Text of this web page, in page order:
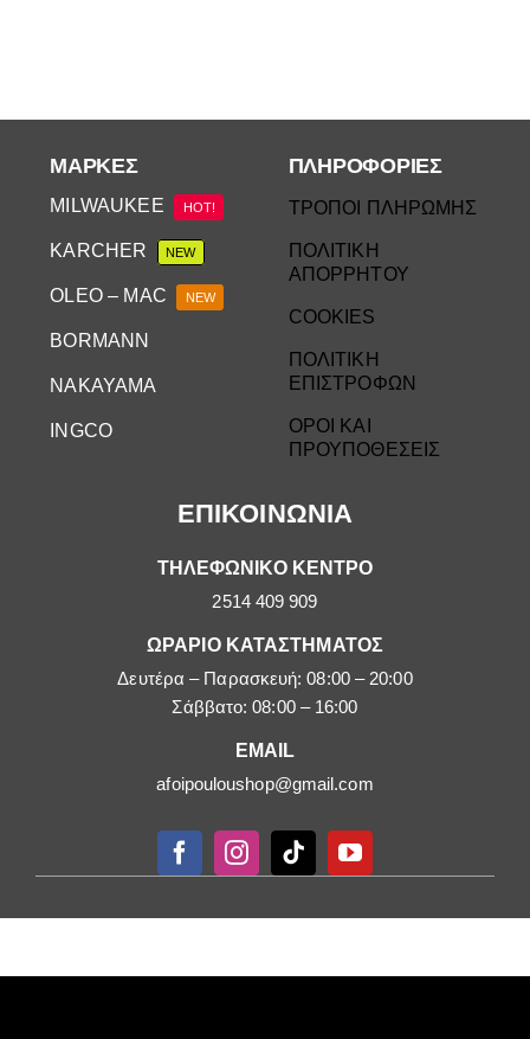
ΕΠΙΚΟΙΝΩΝΙΑ
ΤΗΛΕΦΩΝΙΚΟ ΚΕΝΤΡΟ
2514 409 909
ΩΡΑΡΙΟ ΚΑΤΑΣΤΗΜΑΤΟΣ
Δευτέρα – Παρασκευή: 08:00 – 20:00
Σάββατο: 08:00 – 16:00
EMAIL
afoipouloushop@gmail.com
ΜΆΡΚΕΣ
MILWAUKEE HOT!
KARCHER NEW
OLEO – MAC NEW
BORMANN
NAKAYAMA
INGCO
ΠΛΗΡΟΦΟΡΙΕΣ
ΤΡΟΠΟΙ ΠΛΗΡΩΜΗΣ
ΠΟΛΙΤΙΚΗ
ΑΠΟΡΡΗΤΟΥ
COOKIES
ΠΟΛΙΤΙΚΗ
ΕΠΙΣΤΡΟΦΩΝ
ΟΡΟΙ ΚΑΙ
ΠΡΟΥΠΟΘΕΣΕΙΣ